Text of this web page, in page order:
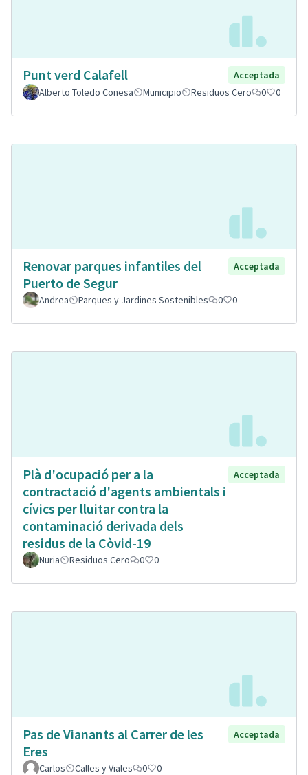
Punt verd Calafell
Acceptada
Alberto Toledo Conesa
Municipio Residuos Cero 0 0
Renovar parques infantiles del
Puerto de Segur
Acceptada
Andrea Parques y Jardines Sostenibles 0 0
Plà d'ocupació per a la
contractació d'agents ambientals i
cívics per lluitar contra la
contaminació derivada dels
residus de la Còvid-19
Acceptada
Nuria Residuos Cero 0 0
Pas de Vianants al Carrer de les
Eres
Acceptada
Carlos Calles y Viales 0 0